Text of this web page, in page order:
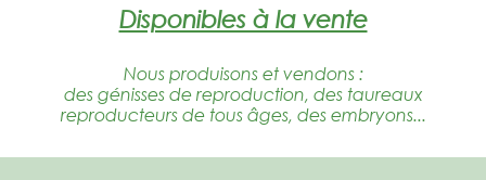
Disponibles à la vente
Nous produisons et vendons :
des génisses de reproduction, des taureaux
reproducteurs de tous âges, des embryons...